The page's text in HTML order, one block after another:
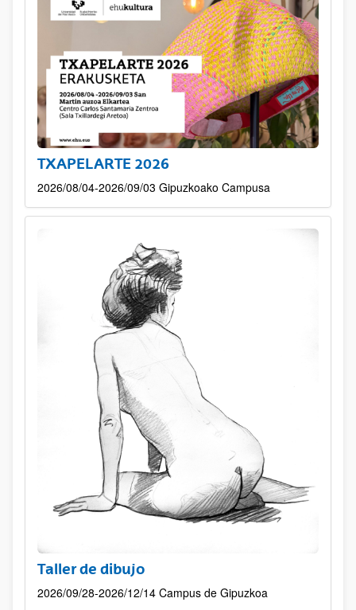
TXAPELARTE 2026
2026/08/04-2026/09/03 Gipuzkoako Campusa
Taller de dibujo
2026/09/28-2026/12/14 Campus de Gipuzkoa